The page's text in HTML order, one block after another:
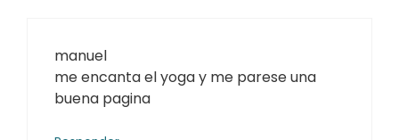
manuel
me encanta el yoga y me parese una
buena pagina